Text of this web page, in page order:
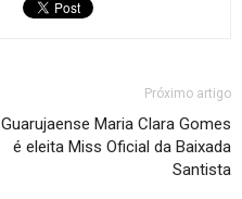
Próximo artigo
Guarujaense Maria Clara Gomes
é eleita Miss Oficial da Baixada
Santista